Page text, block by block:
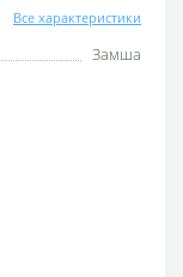
Все характеристики
Замша